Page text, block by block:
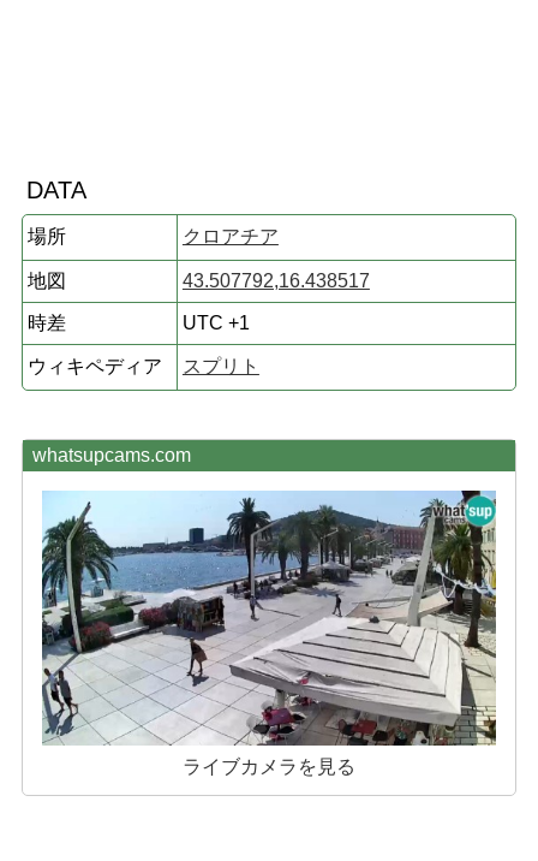
DATA
場所 クロアチア
地図 43.507792,16.438517
時差 UTC +1
ウィキペディア スプリト
whatsupcams.com
ライブカメラを見る